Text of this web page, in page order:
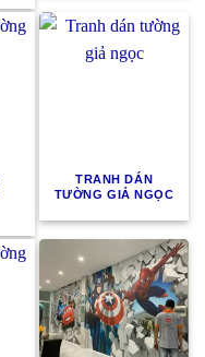
TRANH DÁN
TƯỜNG GIẢ NGỌC